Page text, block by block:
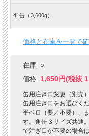
4L缶（3,600g）
価格と在庫を一覧で
在庫: ○
価格: 1,650円(税抜
缶用注ぎ口変更（別売
缶用注ぎ口をお選びくだ
平ベロ（要／不要）、
す。角缶３サイズ共通
で注ぎ口が不要の場合